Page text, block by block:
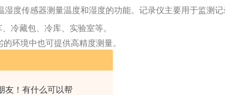
友！有什么可以帮
度传感器测量温度和湿度的功能。记录仪主要用于监测
冷藏包、冷库、实验室等。
环境中也可提供高精度测量。